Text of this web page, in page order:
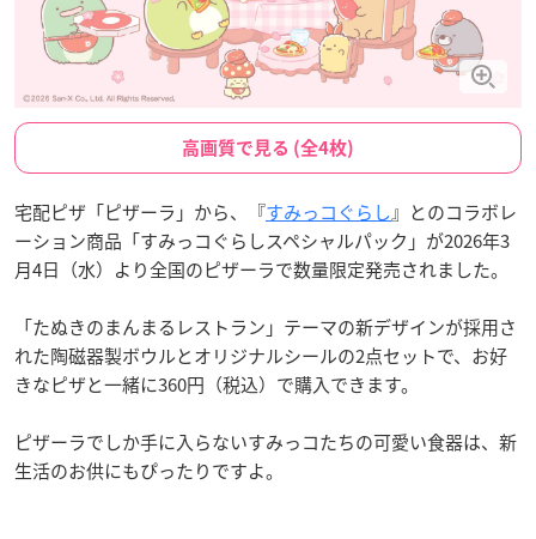
高画質で見る (全4枚)
宅配ピザ「ピザーラ」から、『すみっコぐらし』とのコラボレ
ーション商品「すみっコぐらしスペシャルパック」が2026年3
月4日（水）より全国のピザーラで数量限定発売されました。
「たぬきのまんまるレストラン」テーマの新デザインが採用さ
れた陶磁器製ボウルとオリジナルシールの2点セットで、お好
きなピザと一緒に360円（税込）で購入できます。
ピザーラでしか手に入らないすみっコたちの可愛い食器は、新
生活のお供にもぴったりですよ。